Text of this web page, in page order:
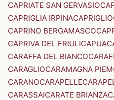
CAPRIATE SAN GERVASIO
CAPRIGLIA IRPINACAPRIGLIO
CAPRINO BERGAMASCO
CAPRIVA DEL FRIULICAPUA
CARAFFA DEL BIANCO
CARAGLIOCARAMAGNA
CARANOCARAPELLE
CARASSAICARATE BRIANZA